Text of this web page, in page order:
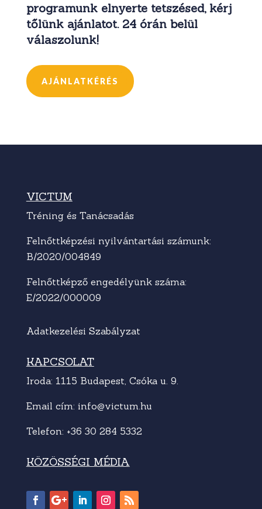
programunk elnyerte tetszésed, kérj
tőlünk ajánlatot. 24 órán belül
válaszolunk!
AJÁNLATKÉRÉS
VICTUM
Tréning és Tanácsadás
Felnőttképzési nyilvántartási számunk:
B/2020/004849
Felnőttképző engedélyünk száma:
E/2022/000009
Adatkezelési Szabályzat
KAPCSOLAT
Iroda: 1115 Budapest, Csóka u. 9.
Email cím: info@victum.hu
Telefon: +36 30 284 5332
KÖZÖSSÉGI MÉDIA